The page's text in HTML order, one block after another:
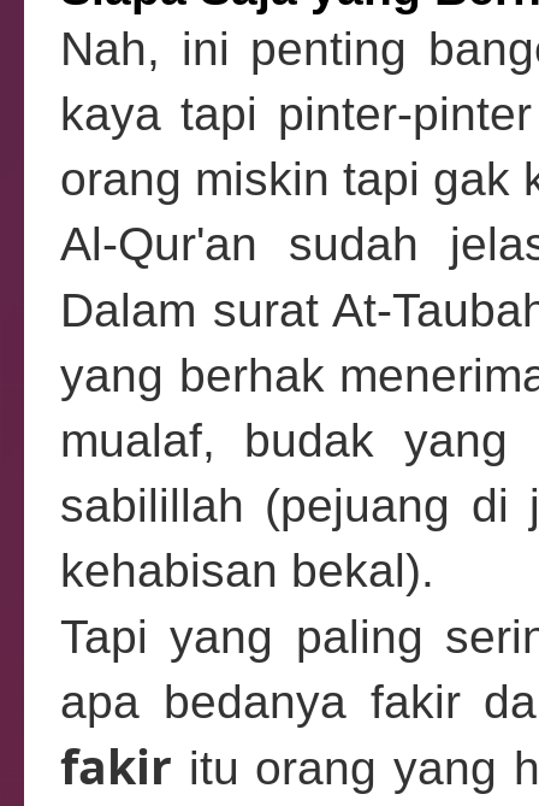
Nah, ini penting
kaya tapi pinter-
orang miskin tapi gak
Al-Qur'an sudah
Dalam surat At-
yang berhak
mualaf, budak
sabilillah (pejuang di
kehabisan bekal).
Tapi yang paling
apa bedanya fakir
fakir itu orang yang